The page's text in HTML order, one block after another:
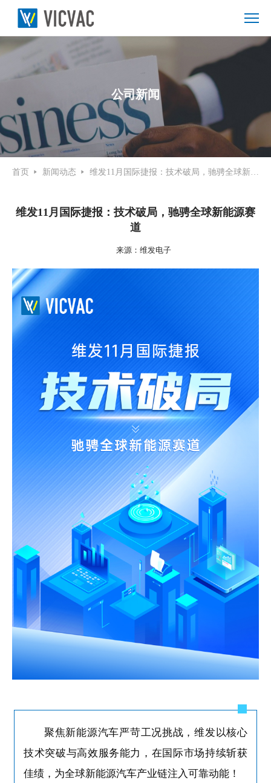
公司新闻
首页 新闻动态 维发11月国际捷报：技术破局，驰骋全球新能源赛道
维发11月国际捷报：技术破局，驰骋全球新能源赛
道
来源：维发电子
聚焦新能源汽车严苛工况挑战，维发以核心
技术突破与高效服务能力，在国际市场持续斩获
佳绩，为全球新能源汽车产业链注入可靠动能！